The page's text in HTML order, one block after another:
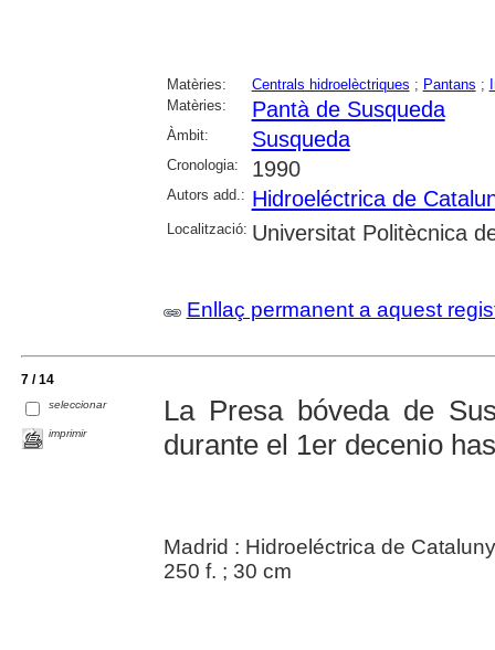
Matèries: Centrals hidroelèctriques ; Pantans ;
Matèries:
Pantà de Susqueda
Àmbit: Susqueda
Cronologia: 1990
Autors add.: Hidroeléctrica de
Localització: Universitat Politècnica
Enllaç permanent a aquest
7 / 14
seleccionar
imprimir
La Presa bóveda de
durante el 1er decenio
Madrid : Hidroeléctrica de
250 f. ; 30 cm